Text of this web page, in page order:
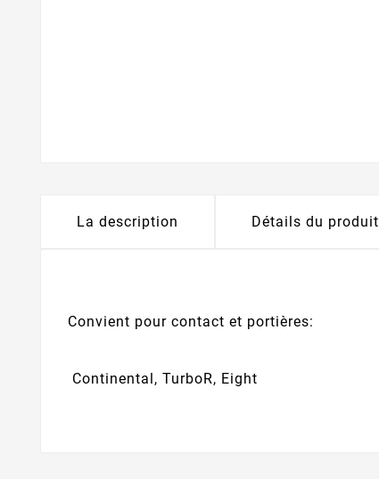
La description Détails du produit
Convient pour contact et portières:
Continental, TurboR, Eight